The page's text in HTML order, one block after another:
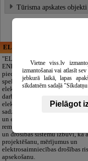
Tūrisma apskates objekti
ELECTRIC ENERGY
"ELECTRIC
ENERGY Kandava"
piedāvā pilna
spektra
elektromontāžas
darbus,
elektroinstalācijas,
sadzīves tehnikas
un elektronikas
remontu, vājstrāvas
un drošības sistēmu izbūvi, kā
projektēšanu, mērījumus un
elektrosaimniecības drošības
apsekošanu.
Vietne viss.lv
izmantošanai vai atlasīt
jebkurā laikā, lapas
sīkdatnēm sadaļā
Pielāgot